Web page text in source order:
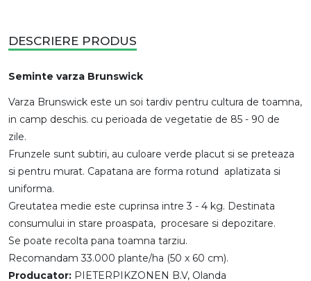
DESCRIERE PRODUS
Seminte varza Brunswick
Varza Brunswick este un soi tardiv pentru cultura de toamna,
in camp deschis. cu perioada de vegetatie de 85 - 90 de
zile.
Frunzele sunt subtiri, au culoare verde placut si se preteaza
si pentru murat. Capatana are forma rotund aplatizata si
uniforma.
Greutatea medie este cuprinsa intre 3 - 4 kg. Destinata
consumului in stare proaspata, procesare si depozitare.
Se poate recolta pana toamna tarziu.
Recomandam 33.000 plante/ha (50 x 60 cm).
Producator: PIETERPIKZONEN B.V, Olanda